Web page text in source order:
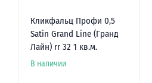
Кликфальц Профи 0,5
Satin Grand Line (Гранд
Лайн) rr 32 1 кв.м.
В наличии